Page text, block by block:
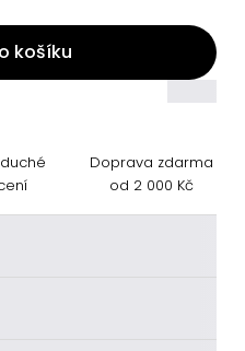
košíku
Doprava zdarma
od 2 000 Kč